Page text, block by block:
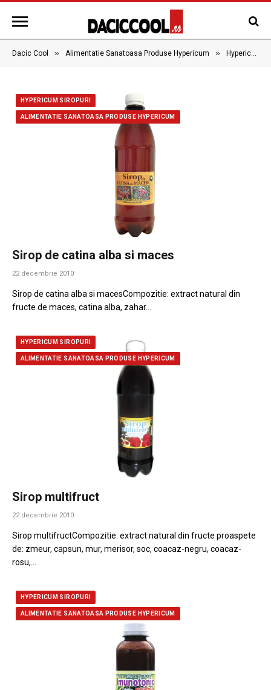
Dacic Cool » Alimentatie Sanatoasa Produse Hypericum » Hypericum Siropuri
HYPERICUM SIROPURI
ALIMENTATIE SANATOASA PRODUSE HYPERICUM
Sirop de catina alba si maces
22 decembrie 2010
Sirop de catina alba si macesCompozitie: extract natural din
fructe de maces, catina alba, zahar…
HYPERICUM SIROPURI
ALIMENTATIE SANATOASA PRODUSE HYPERICUM
Sirop multifruct
22 decembrie 2010
Sirop multifructCompozitie: extract natural din fructe proaspete
de: zmeur, capsun, mur, merisor, soc, coacaz-negru, coacaz-
rosu,…
HYPERICUM SIROPURI
ALIMENTATIE SANATOASA PRODUSE HYPERICUM